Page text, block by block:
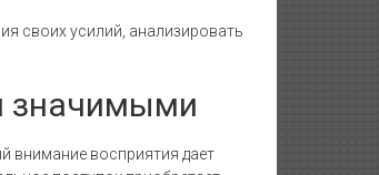
своих усилий, анализировать
значимыми
внимание восприятия дает